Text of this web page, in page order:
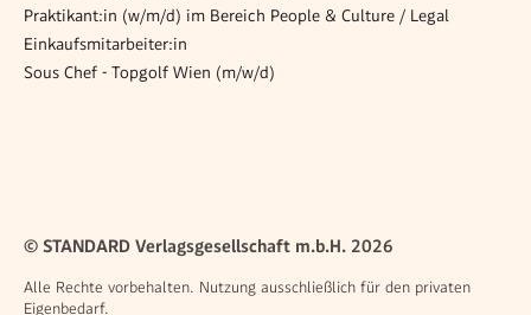
Praktikant:in (w/m/d) im Bereich People & Culture / Legal
Einkaufsmitarbeiter:in
Sous Chef - Topgolf Wien (m/w/d)
© STANDARD Verlagsgesellschaft m.b.H. 2026
Alle Rechte vorbehalten. Nutzung ausschließlich für den privaten
Eigenbedarf.